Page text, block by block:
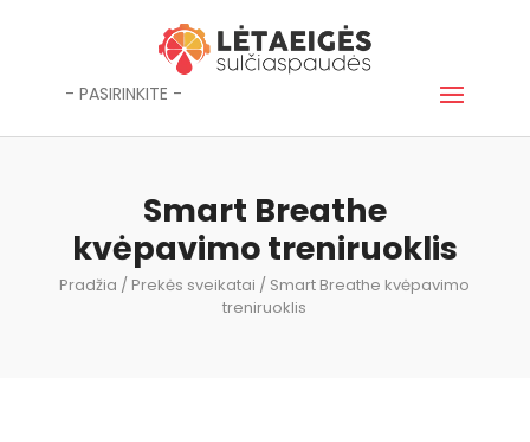
- PASIRINKITE -
Smart Breathe
kvėpavimo treniruoklis
Pradžia / Prekės sveikatai / Smart Breathe kvėpavimo
treniruoklis